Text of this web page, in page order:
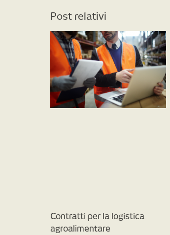
Post relativi
Contratti per la logistica
agroalimentare